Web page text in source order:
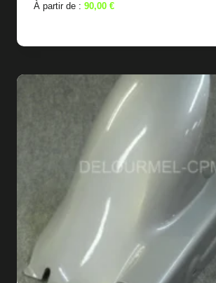
À partir de : 90,00 €